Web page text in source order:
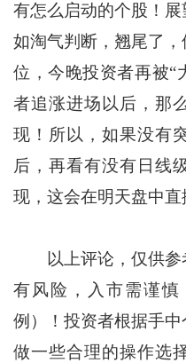
有怎么启动的个股！
如淘气判断，翘尾了
位，今晚投资者再被“
者追涨进场以后，那
现！所以，如果没有
后，再看有没有日线
现，这会在明天盘中直
以上评论，仅供参
有风险，入市需谨
例）！投资者根据手
做一些合理的操作选